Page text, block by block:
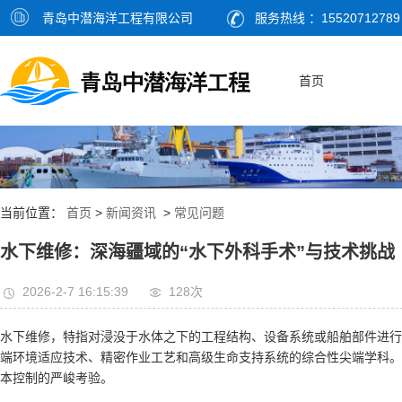
青岛中潜海洋工程有限公司 服务热线 ：15520712789
首页
当前位置： 首页 > 新闻资讯 > 常见问题
水下维修：深海疆域的“水下外科手术”与技术挑战
2026-2-7 16:15:39 128次
水下维修，特指对浸没于水体之下的工程结构、设备系统或船舶部件进
端环境适应技术、精密作业工艺和高级生命支持系统的综合性尖端学科
本控制的严峻考验。